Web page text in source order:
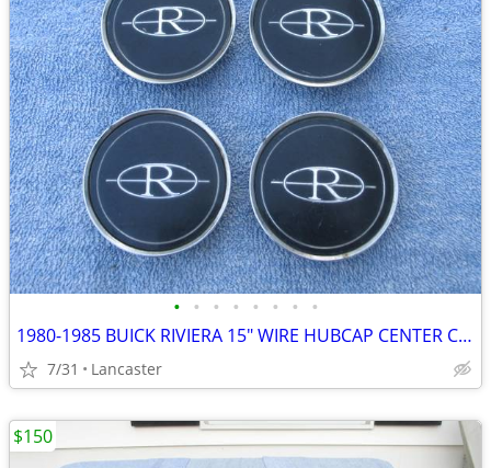
• • • • • • • •
1980-1985 BUICK RIVIERA 15" WIRE HUBCAP CENTER CAPS SET of 4
7/31 Lancaster
$150